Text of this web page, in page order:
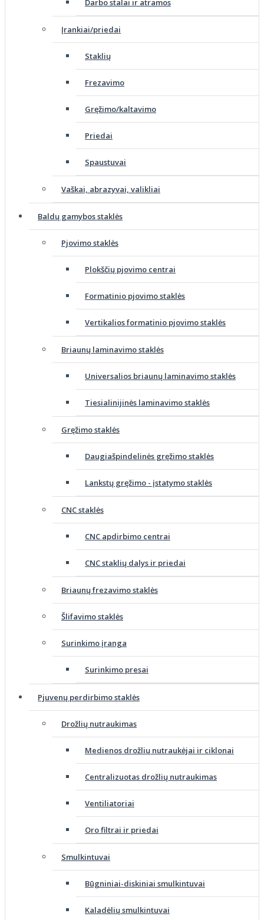
Darbo stalai ir atramos
Įrankiai/priedai
Staklių
Frezavimo
Gręžimo/kaltavimo
Priedai
Spaustuvai
Vaškai, abrazyvai, valikliai
Baldų gamybos staklės
Pjovimo staklės
Plokščių pjovimo centrai
Formatinio pjovimo staklės
Vertikalios formatinio pjovimo staklės
Briaunų laminavimo staklės
Universalios briaunų laminavimo staklės
Tiesialinijinės laminavimo staklės
Gręžimo staklės
Daugiašpindelinės gręžimo staklės
Lankstų gręžimo - įstatymo staklės
CNC staklės
CNC apdirbimo centrai
CNC staklių dalys ir priedai
Briaunų frezavimo staklės
Šlifavimo staklės
Surinkimo įranga
Surinkimo presai
Pjuvenų perdirbimo staklės
Drožlių nutraukimas
Medienos drožlių nutraukėjai ir ciklonai
Centralizuotas drožlių nutraukimas
Ventiliatoriai
Oro filtrai ir priedai
Smulkintuvai
Būgniniai-diskiniai smulkintuvai
Kaladėlių smulkintuvai